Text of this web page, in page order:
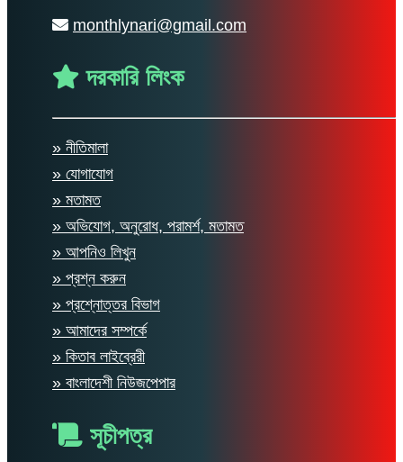
monthlynari@gmail.com
দরকারি লিংক
» নীতিমালা
» যোগাযোগ
» মতামত
» অভিযোগ, অনুরোধ, পরামর্শ, মতামত
» আপনিও লিখুন
» প্রশ্ন করুন
» প্রশ্নোত্তর বিভাগ
» আমাদের সম্পর্কে
» কিতাব লাইব্রেরী
» বাংলাদেশী নিউজপেপার
সূচীপত্র